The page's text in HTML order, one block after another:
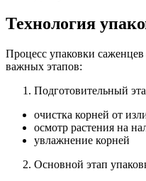
Технология
Процесс упаковки
важных этапов:
Подготовительный
очистка корней от
осмотр растения на
увлажнение корней
Основной этап